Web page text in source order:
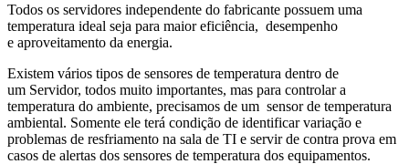
Todos os servidores independente do fabricante possuem uma
temperatura ideal seja para maior eficiência, desempenho
e aproveitamento da energia.
Existem vários tipos de sensores de temperatura dentro de
um Servidor, todos muito importantes, mas para controlar a
temperatura do ambiente, precisamos de um sensor de temperatura
ambiental. Somente ele terá condição de identificar variação e
problemas de resfriamento na sala de TI e servir de contra prova em
casos de alertas dos sensores de temperatura dos equipamentos.